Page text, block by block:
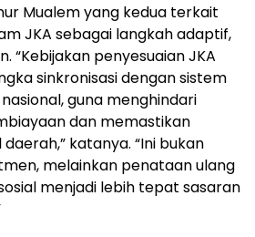
Mualem yang kedua terkait
JKA sebagai langkah adaptif,
“Kebijakan penyesuaian JKA
sinkronisasi dengan sistem
guna menghindari
dan memastikan
katanya. “Ini bukan
melainkan penataan ulang
menjadi lebih tepat sasaran